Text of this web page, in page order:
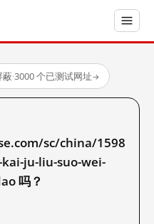
蔽·3000 个已测试网址→
sc/china/1598
ju-liu-suo-wei-
吗？